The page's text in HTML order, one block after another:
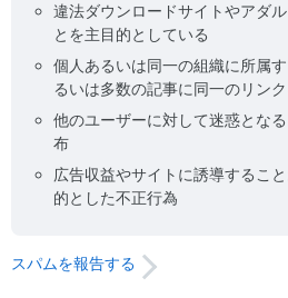
違法ダウンロードサイトやアダ
とを主目的としている
個人あるいは同一の組織に所属
るいは多数の記事に同一のリン
他のユーザーに対して迷惑とな
布
広告収益やサイトに誘導するこ
的とした不正行為
スパムを報告する